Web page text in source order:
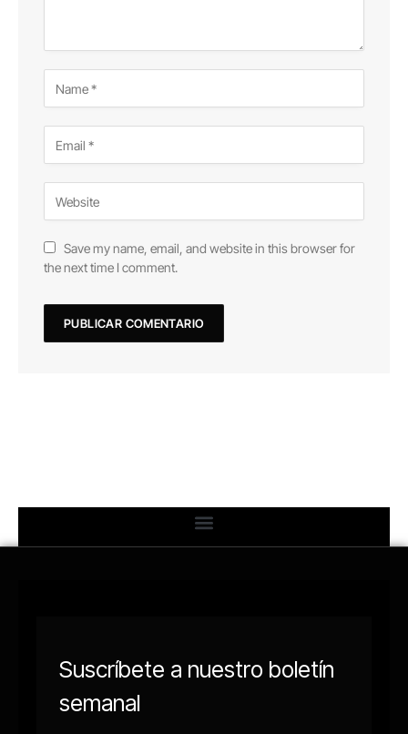
Save my name, email, and website in this browser for
the next time I comment.